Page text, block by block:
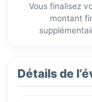
Vous finalisez
montant
Détails de